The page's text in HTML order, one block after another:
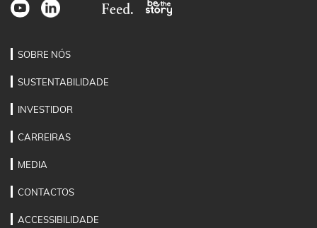
SOBRE NÓS
SUSTENTABILIDADE
INVESTIDOR
CARREIRAS
MEDIA
CONTACTOS
ACCESSIBILIDADE